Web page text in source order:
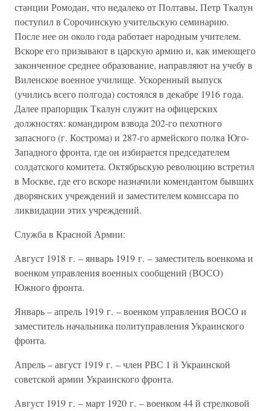
станции Ромодан, что недалеко от Полтавы, Петр Ткалун
поступил в Сорочинскую учительскую семинарию.
После нее он около года работает народным учителем.
Вскоре его призывают в царскую армию и, как имеющего
законченное среднее образование, направляют на учебу в
Виленское военное училище. Ускоренный выпуск
(учились всего полгода) состоялся в декабре 1916 года.
Далее прапорщик Ткалун служит на офицерских
должностях: командиром взвода 202-го пехотного
запасного (г. Кострома) и 287-го армейского полка Юго-
Западного фронта, где он избирается председателем
солдатского комитета. Октябрьскую революцию встретил
в Москве, где его вскоре назначили комендантом бывших
дворянских учреждений и заместителем комиссара по
ликвидации этих учреждений.
Служба в Красной Армии:
Август 1918 г. – январь 1919 г. – заместитель военкома и
военком управления военных сообщений (ВОСО)
Южного фронта.
Январь – апрель 1919 г. – военком управления ВОСО и
заместитель начальника политуправления Украинского
фронта.
Апрель – август 1919 г. – член РВС 1 й Украинской
советской армии Украинского фронта.
Август 1919 г. – март 1920 г. – военком 44 й стрелковой